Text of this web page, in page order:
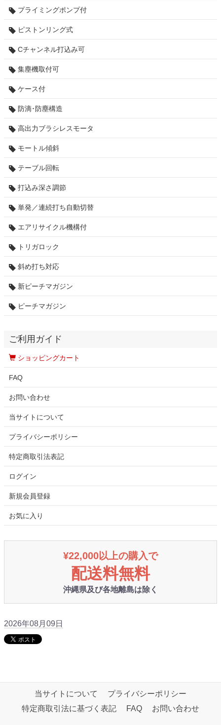
プライミングポンプ付
ピストンリング式
Cチャンネル打込み可
集塵機取付可
ケース付
防滴･防塵構造
高出力ブラシレスモータ
モートル傾斜
テーブル回転
打込み深さ調節
単発／連続打ち自動切替
エアリサイクル機構付
トリガロック
斜め打ち対応
新ピーチマガジン
ピーチマガジン
ご利用ガイド
ショッピングカート
FAQ
お問い合わせ
当サイトについて
プライバシーポリシー
特定商取引法表記
ログイン
新規会員登録
お気に入り
¥22,000以上の購入で
配送料無料
沖縄県及び各地離島は除く
2026年08月09日
当サイトについて
プライバシーポリシー
特定商取引法に基づく表記
FAQ お問い合わせ